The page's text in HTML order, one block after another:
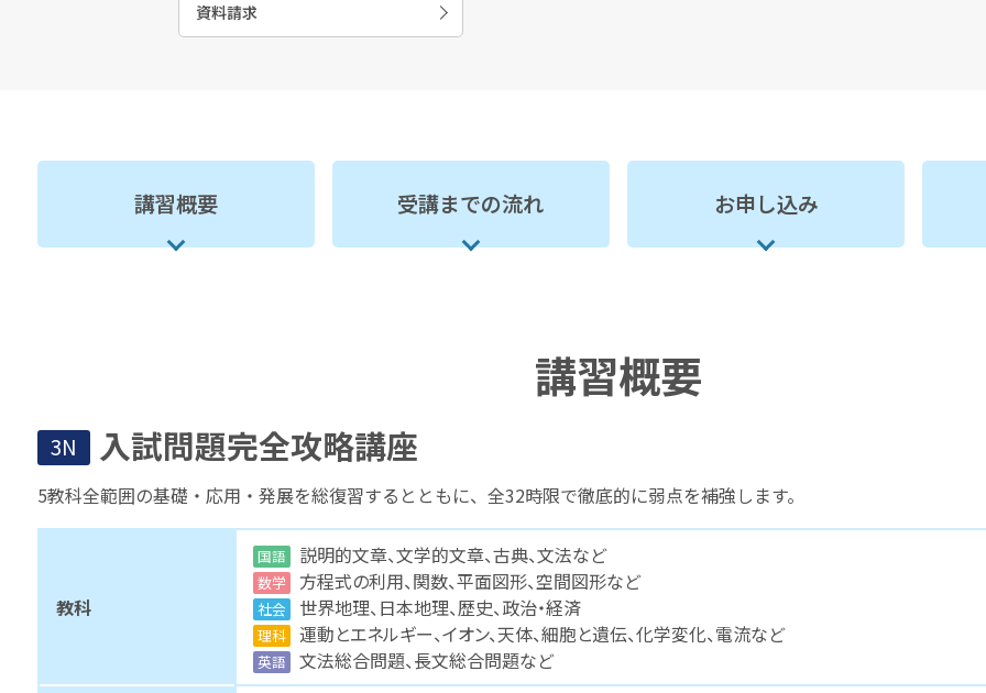
資料請求
講習概要 受講までの流れ お申し込み
講習概要
3N 入試問題完全攻略講座
5教科全範囲の基礎・応用・発展を総復習するとともに、全32時限で徹底的に弱点を補強します。
教科
国語 説明的文章、文学的文章、古典、文法など
数学 方程式の利用、関数、平面図形、空間図形など
社会 世界地理、日本地理、歴史、政治・経済
理科 運動とエネルギー、イオン、天体、細胞と遺伝、化学変化、電流など
英語
文法総合問題、長文総合問題など